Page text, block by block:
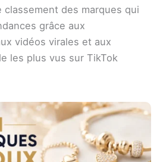
classement des marques qui
grâce aux
vidéos virales et aux
les plus vus sur TikTok